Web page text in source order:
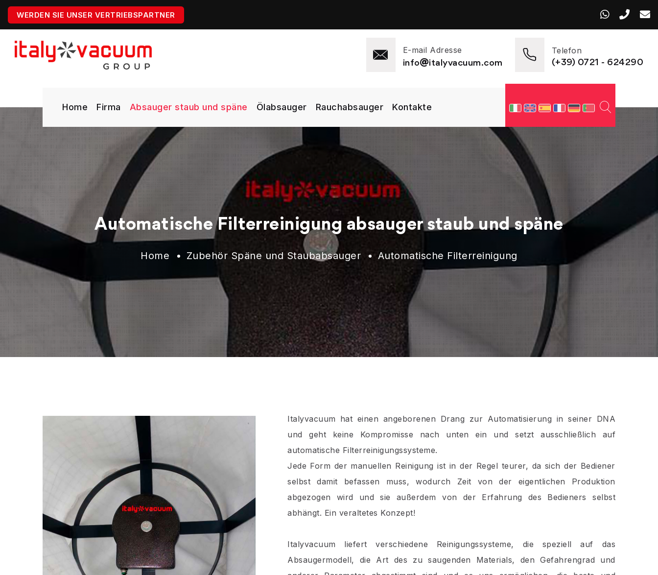
WERDEN SIE UNSER VERTRIEBSPARTNER
E-mail Adresse
info
italyvacuum.com
Telefon
(+39) 0721 - 624290
Home Firma Absauger staub und späne Ölabsauger Rauchabsauger Kontakte
Automatische Filterreinigung absauger staub und späne
Home Zubehör Späne und Staubabsauger Automatische Filterreinigung
Italyvacuum hat einen angeborenen Drang zur Automatisierung in seiner DNA
und geht keine Kompromisse nach unten ein und setzt ausschließlich auf
automatische Filterreinigungssysteme.
Jede Form der manuellen Reinigung ist in der Regel teurer, da sich der Bediener
selbst damit befassen muss, wodurch Zeit von der eigentlichen Produktion
abgezogen wird und sie außerdem von der Erfahrung des Bedieners selbst
abhängt. Ein veraltetes Konzept!
Italyvacuum liefert verschiedene Reinigungssysteme, die speziell auf das
Absaugermodell, die Art des zu saugenden Materials, den Gefahrengrad und